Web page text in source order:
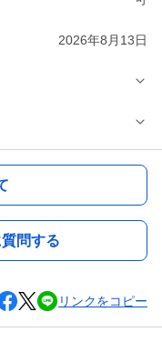
2026年8月13日
問する
リンクをコピー